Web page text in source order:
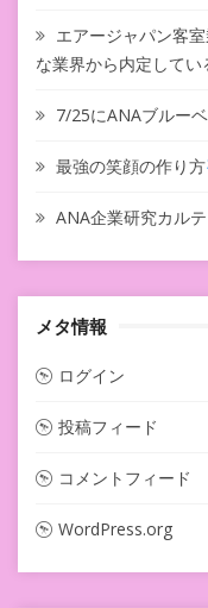
エアージャパン客
な業界から内定して
7/25にANAブルー
最強の笑顔の作り方
ANA企業研究カル
メタ情報
ログイン
投稿フィード
コメントフィード
WordPress.org